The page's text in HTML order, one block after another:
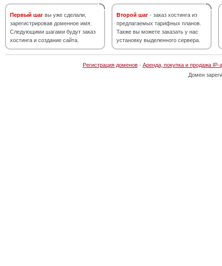
Первый шаг вы уже сделали,
зарегистрировав доменное имя.
Следующими шагами будут заказ
хостинга и создание сайта.
Второй шаг - заказ хостинга из
предлагаемых тарифных планов.
Также вы можете заказать у нас
установку выделенного сервера.
Регистрация доменов· Аренда, покупка и продажа IP-
Домен